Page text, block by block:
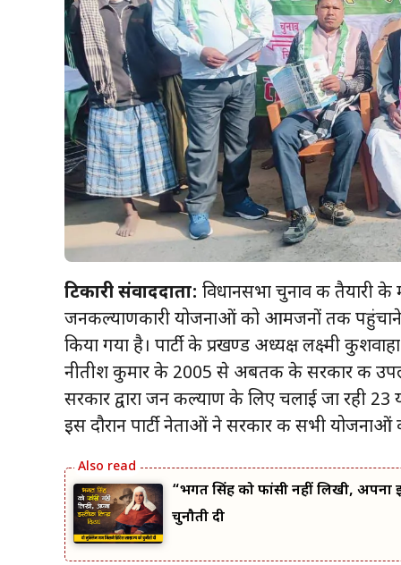
टिकारी संवाददाता: विधानसभा चुनाव की तैयारी
जनकल्याणकारी योजनाओं को आमजनों तक पहुंचाने
किया गया है। पार्टी के प्रखण्ड अध्यक्ष लक्ष्मी
नीतीश कुमार के 2005 से अबतक के सरकार की
सरकार द्वारा जन कल्याण के लिए चलाई जा रही 23
इस दौरान पार्टी नेताओं ने सरकार की सभी
“भगत सिंह को फांसी नहीं लिखी, अपना
चुनौती दी